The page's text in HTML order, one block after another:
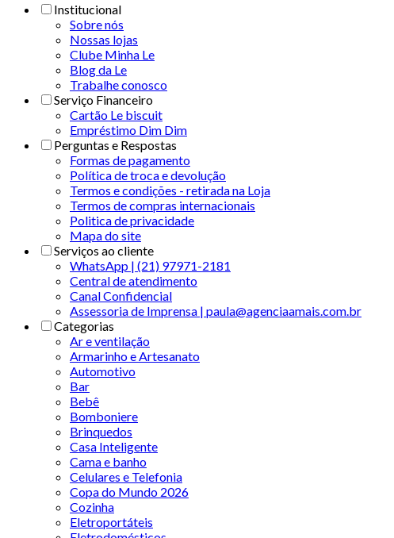
Institucional
Sobre nós
Nossas lojas
Clube Minha Le
Blog da Le
Trabalhe conosco
Serviço Financeiro
Cartão Le biscuit
Empréstimo Dim Dim
Perguntas e Respostas
Formas de pagamento
Política de troca e devolução
Termos e condições - retirada na Loja
Termos de compras internacionais
Politica de privacidade
Mapa do site
Serviços ao cliente
WhatsApp | (21) 97971-2181
Central de atendimento
Canal Confidencial
Assessoria de Imprensa | paula@agenciaamais.com.br
Categorias
Ar e ventilação
Armarinho e Artesanato
Automotivo
Bar
Bebê
Bomboniere
Brinquedos
Casa Inteligente
Cama e banho
Celulares e Telefonia
Copa do Mundo 2026
Cozinha
Eletroportáteis